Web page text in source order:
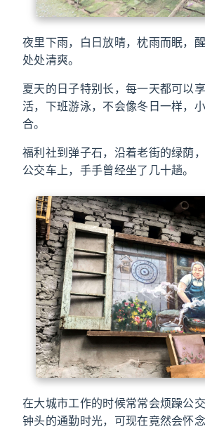
夜里下雨，白日放晴，枕雨而眠，
处处清爽。
夏天的日子特别长，每一天都可以
活，下班游泳，不会像冬日一样，
合。
福利社到弹子石，沿着老街的绿荫
公交车上，手手曾经坐了几十趟。
在大城市工作的时候常常会烦躁公
钟头的通勤时光，可现在竟然会怀